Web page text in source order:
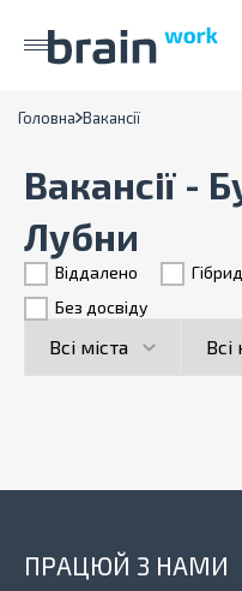
Головна Вакансії
Вакансії -
Лубни
Віддалено
Без досвіду
ПРАЦЮЙ З НАМИ